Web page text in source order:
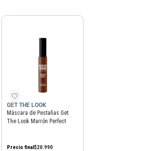
GET THE LOOK
Máscara de Pestañas Get
The Look Marrón Perfect
Precio final$20.990